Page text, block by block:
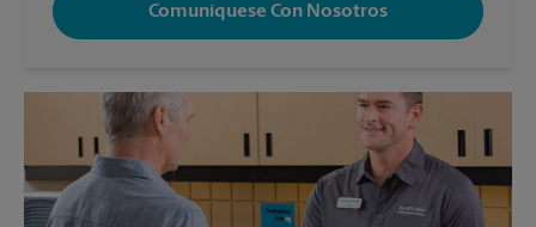
Comuníquese Con Nosotros